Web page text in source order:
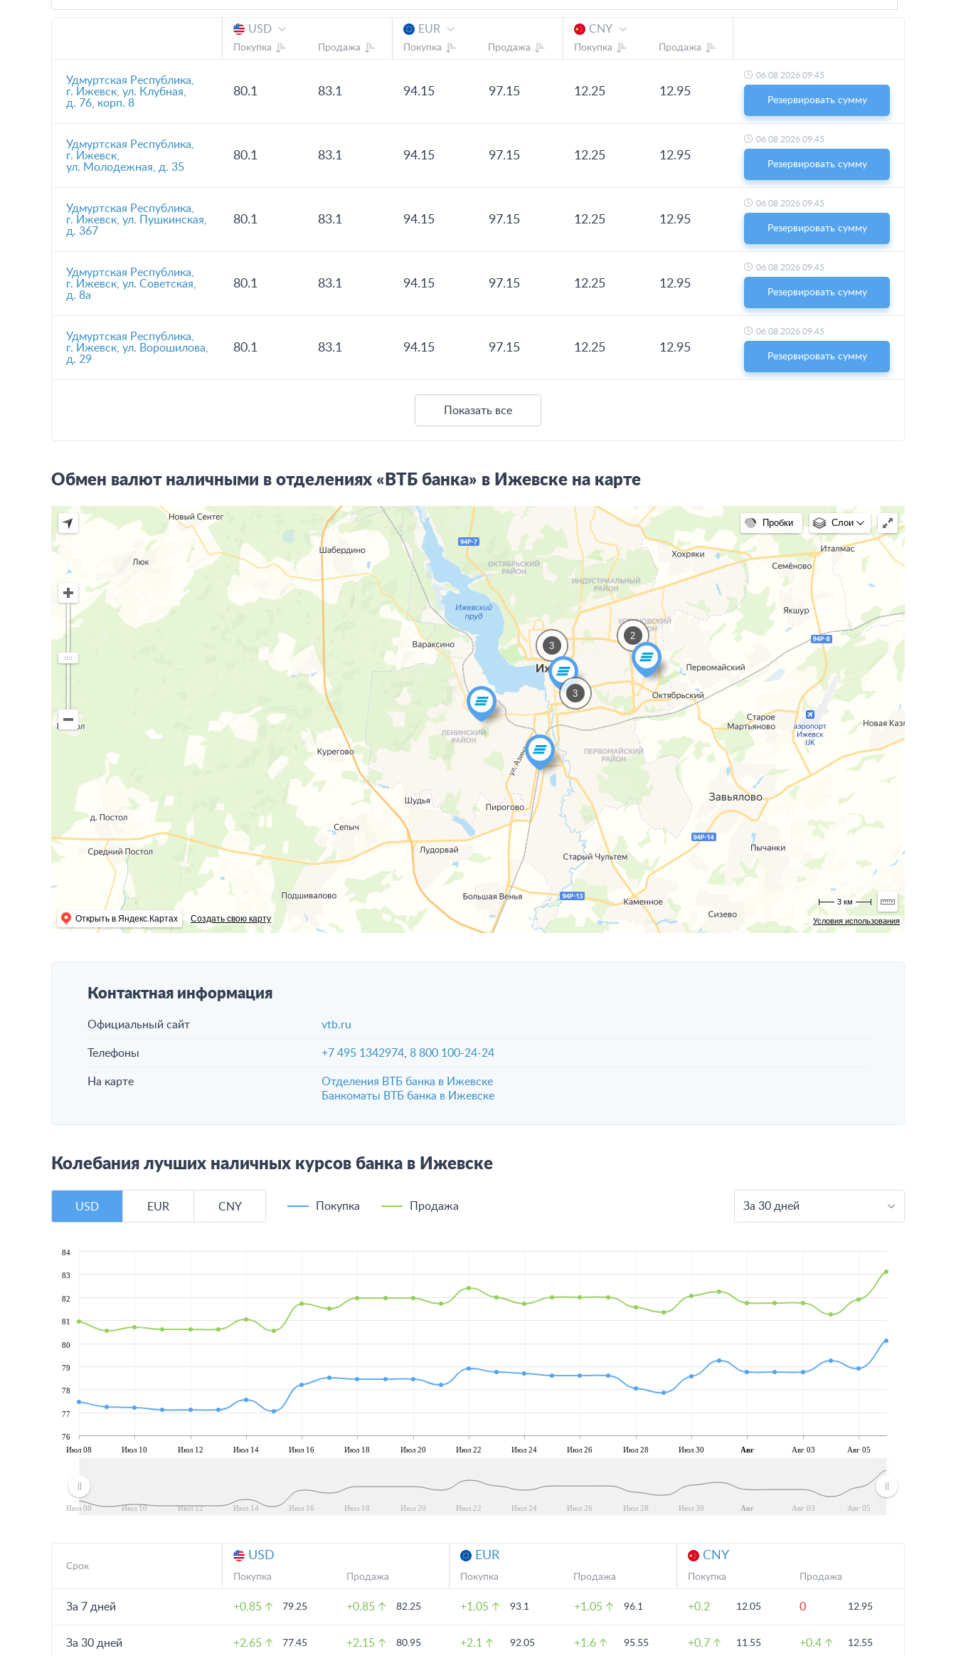
USD
Покупка Продажа
EUR
Покупка Продажа
CNY
Покупка Продажа
Удмуртская Республика,
г. Ижевск, ул. Клубная,
д. 76, корп. 8
80.1 83.1 94.15 97.15 12.25 12.95
06.08.2026 09:45
Резервировать сумму
Удмуртская Республика,
г. Ижевск,
ул. Молодежная, д. 35
80.1 83.1 94.15 97.15 12.25 12.95
06.08.2026 09:45
Резервировать сумму
Удмуртская Республика,
г. Ижевск, ул. Пушкинская,
д. 367
80.1 83.1 94.15 97.15 12.25 12.95
06.08.2026 09:45
Резервировать сумму
Удмуртская Республика,
г. Ижевск, ул. Советская,
д. 8а
80.1 83.1 94.15 97.15 12.25 12.95
06.08.2026 09:45
Резервировать сумму
Удмуртская Республика,
г. Ижевск, ул. Ворошилова,
д. 29
80.1 83.1 94.15 97.15 12.25 12.95
06.08.2026 09:45
Резервировать сумму
Показать все
Обмен валют наличными в отделениях «ВТБ банка» в Ижевске на карте
Условия использования
Открыть в Яндекс.Картах Создать свою карту
Пробки Слои
3 км
3
3
2
Контактная информация
Официальный сайт vtb.ru
Телефоны +7 495 1342974 ,8 800 100-24-24
На карте
Отделения ВТБ банка в Ижевске
Банкоматы ВТБ банка в Ижевске
Колебания лучших наличных курсов банка в Ижевске
USD EUR CNY Покупка Продажа За 30 дней
Июл 08 Июл 10 Июл 12 Июл 14 Июл 16 Июл 18 Июл 20 Июл 22 Июл 24 Июл 26 Июл 28 Июл 30 Авг Авг 03 Авг 05
Июл 08 Июл 10 Июл 12 Июл 14 Июл 16 Июл 18 Июл 20 Июл 22 Июл 24 Июл 26 Июл 28 Июл 30 Авг Авг 03 Авг 05
76
77
78
79
80
81
82
83
84
Срок
USD
Покупка Продажа
EUR
Покупка Продажа
CNY
Покупка Продажа
За 7 дней +0.85 79.25 +0.85 82.25 +1.05 93.1 +1.05 96.1 +0.2 12.05 0 12.95
За 30 дней +2.65 77.45 +2.15 80.95 +2.1 92.05 +1.6 95.55 +0.7 11.55 +0.4 12.55